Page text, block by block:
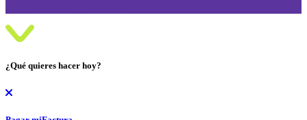
¿Qué quieres hacer hoy?